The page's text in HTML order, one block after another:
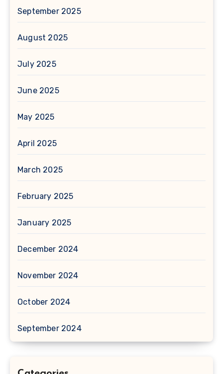
September 2025
August 2025
July 2025
June 2025
May 2025
April 2025
March 2025
February 2025
January 2025
December 2024
November 2024
October 2024
September 2024